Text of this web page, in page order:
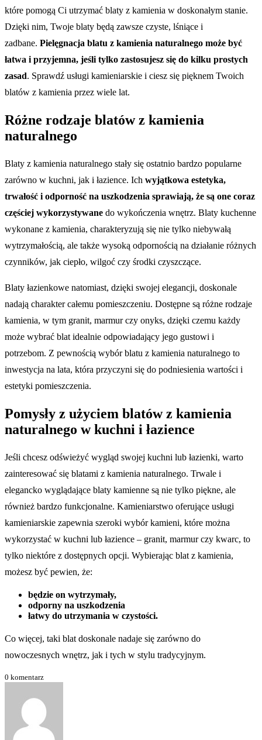
które pomogą Ci utrzymać blaty z kamienia w doskonałym stanie.
Dzięki nim, Twoje blaty będą zawsze czyste, lśniące i
zadbane. Pielęgnacja blatu z kamienia naturalnego może być
łatwa i przyjemna, jeśli tylko zastosujesz się do kilku prostych
zasad. Sprawdź usługi kamieniarskie i ciesz się pięknem Twoich
blatów z kamienia przez wiele lat.
Różne rodzaje blatów z kamienia
naturalnego
Blaty z kamienia naturalnego stały się ostatnio bardzo popularne
zarówno w kuchni, jak i łazience. Ich wyjątkowa estetyka,
trwałość i odporność na uszkodzenia sprawiają, że są one coraz
częściej wykorzystywane do wykończenia wnętrz. Blaty kuchenne
wykonane z kamienia, charakteryzują się nie tylko niebywałą
wytrzymałością, ale także wysoką odpornością na działanie różnych
czynników, jak ciepło, wilgoć czy środki czyszczące.
Blaty łazienkowe natomiast, dzięki swojej elegancji, doskonale
nadają charakter całemu pomieszczeniu. Dostępne są różne rodzaje
kamienia, w tym granit, marmur czy onyks, dzięki czemu każdy
może wybrać blat idealnie odpowiadający jego gustowi i
potrzebom. Z pewnością wybór blatu z kamienia naturalnego to
inwestycja na lata, która przyczyni się do podniesienia wartości i
estetyki pomieszczenia.
Pomysły z użyciem blatów z kamienia
naturalnego w kuchni i łazience
Jeśli chcesz odświeżyć wygląd swojej kuchni lub łazienki, warto
zainteresować się blatami z kamienia naturalnego. Trwale i
elegancko wyglądające blaty kamienne są nie tylko piękne, ale
również bardzo funkcjonalne. Kamieniarstwo oferujące usługi
kamieniarskie zapewnia szeroki wybór kamieni, które można
wykorzystać w kuchni lub łazience – granit, marmur czy kwarc, to
tylko niektóre z dostępnych opcji. Wybierając blat z kamienia,
możesz być pewien, że:
będzie on wytrzymały,
odporny na uszkodzenia
łatwy do utrzymania w czystości.
Co więcej, taki blat doskonale nadaje się zarówno do
nowoczesnych wnętrz, jak i tych w stylu tradycyjnym.
0 komentarz